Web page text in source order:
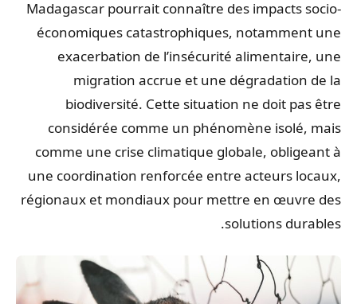
Madagascar pourrait connaître des impacts socio-
économiques catastrophiques, notamment une
exacerbation de l’insécurité alimentaire, une
migration accrue et une dégradation de la
biodiversité. Cette situation ne doit pas être
considérée comme un phénomène isolé, mais
comme une crise climatique globale, obligeant à
une coordination renforcée entre acteurs locaux,
régionaux et mondiaux pour mettre en œuvre des
solutions durables.